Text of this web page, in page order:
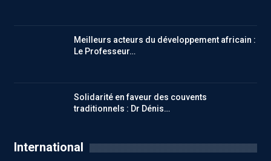
Meilleurs acteurs du développement africain :
Le Professeur…
Solidarité en faveur des couvents
traditionnels : Dr Dénis…
International